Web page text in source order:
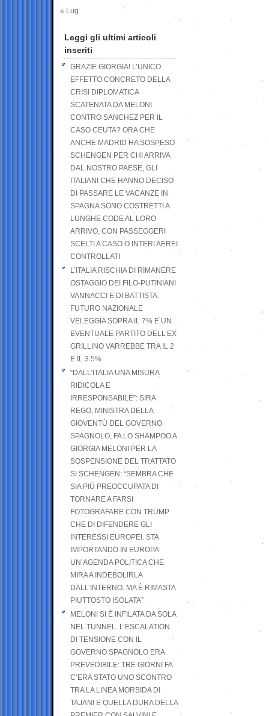
« Lug
Leggi gli ultimi articoli
inseriti
GRAZIE GIORGIA! L’UNICO
EFFETTO CONCRETO DELLA
CRISI DIPLOMATICA
SCATENATA DA MELONI
CONTRO SANCHEZ PER IL
CASO CEUTA? ORA CHE
ANCHE MADRID HA SOSPESO
SCHENGEN PER CHI ARRIVA
DAL NOSTRO PAESE, GLI
ITALIANI CHE HANNO DECISO
DI PASSARE LE VACANZE IN
SPAGNA SONO COSTRETTI A
LUNGHE CODE AL LORO
ARRIVO, CON PASSEGGERI
SCELTI A CASO O INTERI AEREI
CONTROLLATI
L’ITALIA RISCHIA DI RIMANERE
OSTAGGIO DEI FILO-PUTINIANI
VANNACCI E DI BATTISTA.
FUTURO NAZIONALE
VELEGGIA SOPRA IL 7% E UN
EVENTUALE PARTITO DELL’EX
GRILLINO VARREBBE TRA IL 2
E IL 3.5%
“DALL’ITALIA UNA MISURA
RIDICOLA E
IRRESPONSABILE”: SIRA
REGO, MINISTRA DELLA
GIOVENTÙ DEL GOVERNO
SPAGNOLO, FA LO SHAMPOO A
GIORGIA MELONI PER LA
SOSPENSIONE DEL TRATTATO
SI SCHENGEN: “SEMBRA CHE
SIA PIÙ PREOCCUPATA DI
TORNARE A FARSI
FOTOGRAFARE CON TRUMP
CHE DI DIFENDERE GLI
INTERESSI EUROPEI. STA
IMPORTANDO IN EUROPA
UN’AGENDA POLITICA CHE
MIRA A INDEBOLIRLA
DALL’INTERNO. MA È RIMASTA
PIUTTOSTO ISOLATA”
MELONI SI È INFILATA DA SOLA
NEL TUNNEL. L’ESCALATION
DI TENSIONE CON IL
GOVERNO SPAGNOLO ERA
PREVEDIBILE: TRE GIORNI FA
C’ERA STATO UNO SCONTRO
TRA LA LINEA MORBIDA DI
TAJANI E QUELLA DURA DELLA